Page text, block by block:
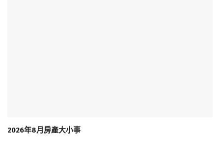
2026年8月房產大小事